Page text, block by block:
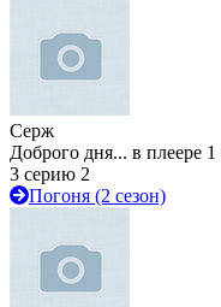
Серж
Доброго дня... в плеере
3 серию 2
Погоня (2 сезон)